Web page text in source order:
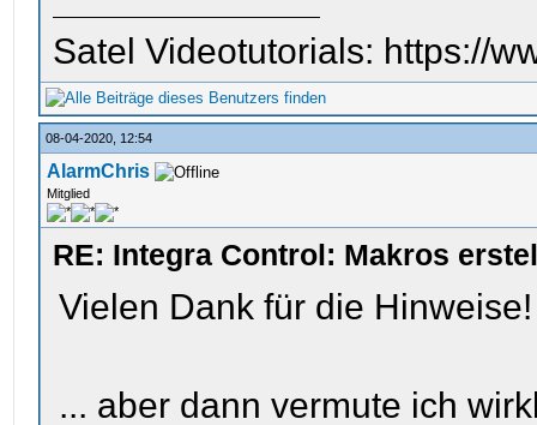
Satel Videotutorials: https://
08-04-2020, 12:54
AlarmChris
Mitglied
RE: Integra Control: Makros
Vielen Dank für die Hinweise!
... aber dann vermute ich